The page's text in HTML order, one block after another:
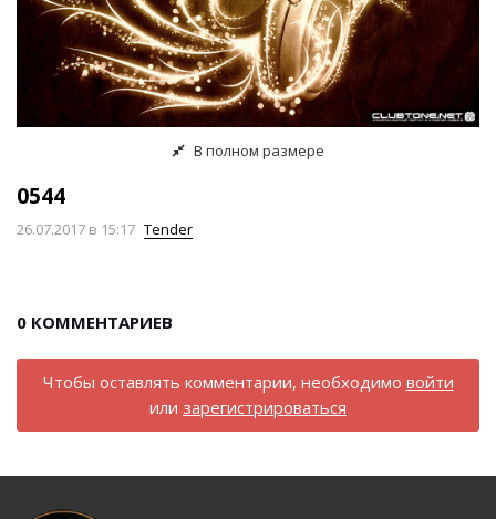
В полном размере
0544
26.07.2017 в 15:17 Tender
0 КОММЕНТАРИЕВ
Чтобы оставлять комментарии, необходимо войти
или зарегистрироваться